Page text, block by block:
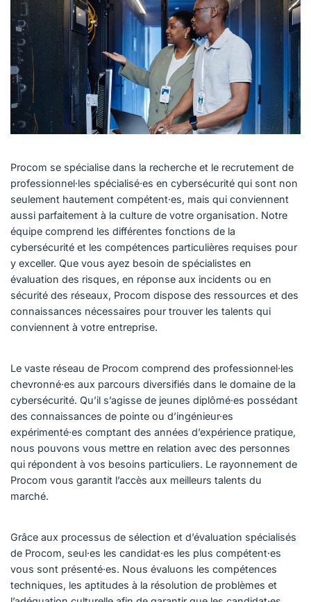
Procom se spécialise dans la recherche et le recrutement de
professionnel·les spécialisé·es en cybersécurité qui sont non
seulement hautement compétent·es, mais qui conviennent
aussi parfaitement à la culture de votre organisation. Notre
équipe comprend les différentes fonctions de la
cybersécurité et les compétences particulières requises pour
y exceller. Que vous ayez besoin de spécialistes en
évaluation des risques, en réponse aux incidents ou en
sécurité des réseaux, Procom dispose des ressources et des
connaissances nécessaires pour trouver les talents qui
conviennent à votre entreprise.
Le vaste réseau de Procom comprend des professionnel·les
chevronné·es aux parcours diversifiés dans le domaine de la
cybersécurité. Qu’il s’agisse de jeunes diplômé·es possédant
des connaissances de pointe ou d’ingénieur·es
expérimenté·es comptant des années d’expérience pratique,
nous pouvons vous mettre en relation avec des personnes
qui répondent à vos besoins particuliers. Le rayonnement de
Procom vous garantit l’accès aux meilleurs talents du
marché.
Grâce aux processus de sélection et d’évaluation spécialisés
de Procom, seul·es les candidat·es les plus compétent·es
vous sont présenté·es. Nous évaluons les compétences
techniques, les aptitudes à la résolution de problèmes et